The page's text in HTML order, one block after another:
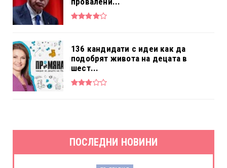
136 кандидати с идеи как да
подобрят живота на децата в
шест...
ПОСЛЕДНИ НОВИНИ